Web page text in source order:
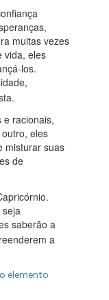
muitas vezes
vida, eles
los.
e racionais,
eles
misturar suas
de
saberão a
a
elemento